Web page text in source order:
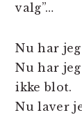
valg”…
Nu har
Nu har
ikke blot.
Nu laver